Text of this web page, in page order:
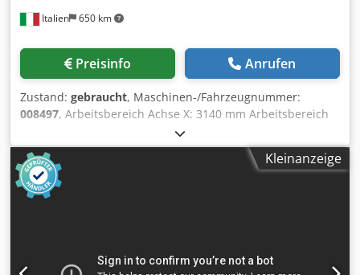
Italien 650 km
Preisinfo Anrufen
Zustand: gebraucht, Maschinen-/Fahrzeugnummer:
008497, Arbeitsbereich Achse X: 3140 mm Arbeitsbereich
Achse Y: 1560 mm Dcsdpfxjzruy Hs Anlok Arbeitsebene:
Nestingtisch Anz. kontrollierte Achsen: 3 Achsen Anzahl
Werkzeugplätze: 16
Kleinanzeige